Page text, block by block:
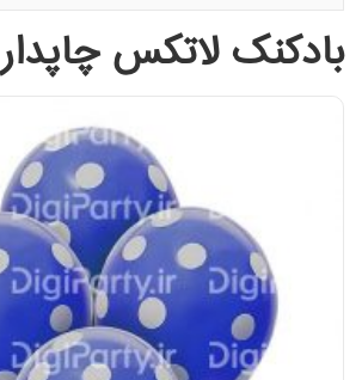
بادکنک لاتکس چاپدار